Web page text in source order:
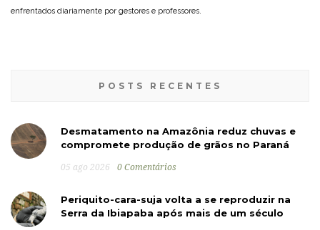
enfrentados diariamente por gestores e professores.
POSTS RECENTES
Desmatamento na Amazônia reduz chuvas e
compromete produção de grãos no Paraná
05 ago 2026 0 Comentários
Periquito-cara-suja volta a se reproduzir na
Serra da Ibiapaba após mais de um século